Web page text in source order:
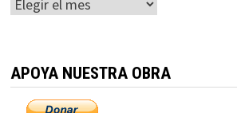
APOYA NUESTRA OBRA